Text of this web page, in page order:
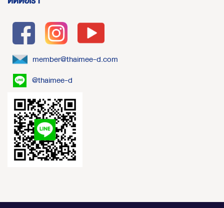
member@thaimee-d.com
@thaimee-d